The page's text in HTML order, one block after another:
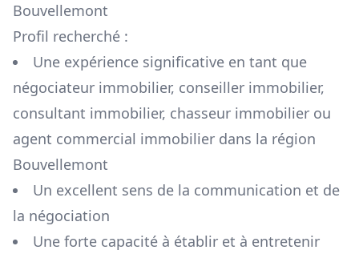
Bouvellemont
Profil recherché :
Une expérience significative en tant que
négociateur immobilier, conseiller immobilier,
consultant immobilier, chasseur immobilier ou
agent commercial immobilier dans la région
Bouvellemont
Un excellent sens de la communication et de
la négociation
Une forte capacité à établir et à entretenir